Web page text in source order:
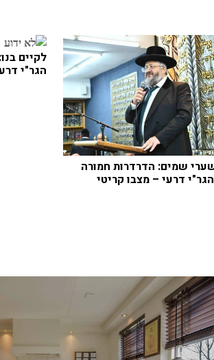
שמים: הדרדרות חמורה
דרעי – מצבו קריטי
לקיים
הגר"י